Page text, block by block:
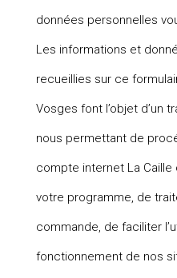
données personnelles
Les informations et
recueillies sur ce
Vosges font l’objet d’un
nous permettant de
compte internet La
votre programme, de
commande, de faciliter
fonctionnement de nos